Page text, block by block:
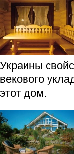
Украины
векового
этот дом.